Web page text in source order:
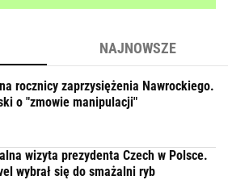
NAJNOWSZE
rocznicy zaprzysiężenia Nawrockiego.
o "zmowie manipulacji"
wizyta prezydenta Czech w Polsce.
wybrał się do smażalni ryb